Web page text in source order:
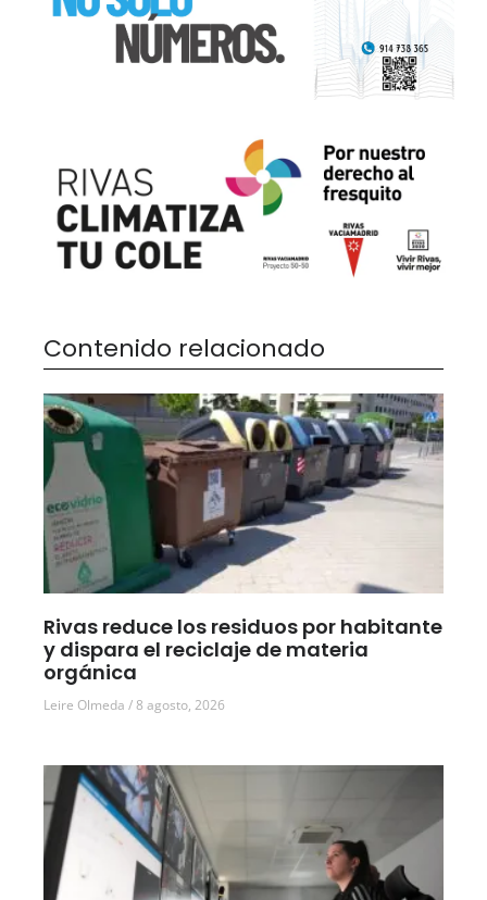
Contenido relacionado
Rivas reduce los residuos por habitante
y dispara el reciclaje de materia
orgánica
Leire Olmeda 8 agosto, 2026